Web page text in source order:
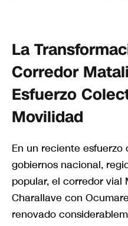
La
Corredor
Esfuerzo
Movilidad
En un reciente
gobiernos nacional,
popular, el corredor
Charallave con
renovado